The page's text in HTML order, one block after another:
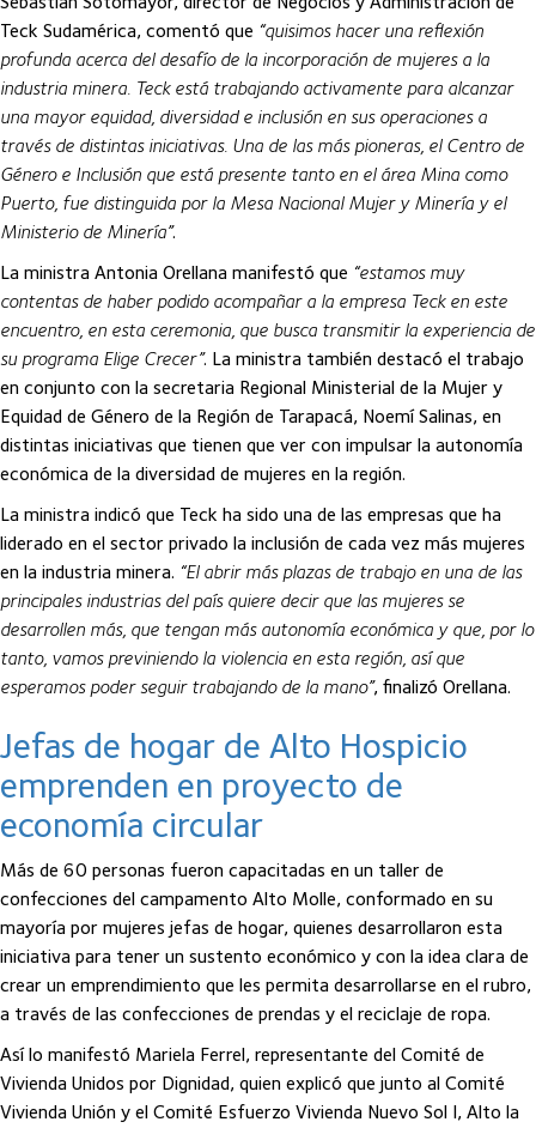
Teck Sudamérica, comentó que “quisimos hacer una reflexión
profunda acerca del desafío de la incorporación de mujeres a la
industria minera. Teck está trabajando activamente para alcanzar
una mayor equidad, diversidad e inclusión en sus operaciones a
través de distintas iniciativas. Una de las más pioneras, el Centro de
Género e Inclusión que está presente tanto en el área Mina como
Puerto, fue distinguida por la Mesa Nacional Mujer y Minería y el
Ministerio de Minería”.
La ministra Antonia Orellana manifestó que “estamos muy
contentas de haber podido acompañar a la empresa Teck en este
encuentro, en esta ceremonia, que busca transmitir la experiencia de
su programa Elige Crecer”. La ministra también destacó el trabajo
en conjunto con la secretaria Regional Ministerial de la Mujer y
Equidad de Género de la Región de Tarapacá, Noemí Salinas, en
distintas iniciativas que tienen que ver con impulsar la autonomía
económica de la diversidad de mujeres en la región.
La ministra indicó que Teck ha sido una de las empresas que ha
liderado en el sector privado la inclusión de cada vez más mujeres
en la industria minera. “El abrir más plazas de trabajo en una de las
principales industrias del país quiere decir que las mujeres se
desarrollen más, que tengan más autonomía económica y que, por lo
tanto, vamos previniendo la violencia en esta región, así que
esperamos poder seguir trabajando de la mano”, finalizó Orellana.
Jefas de hogar de Alto Hospicio
emprenden en proyecto de
economía circular
Más de 60 personas fueron capacitadas en un taller de
confecciones del campamento Alto Molle, conformado en su
mayoría por mujeres jefas de hogar, quienes desarrollaron esta
iniciativa para tener un sustento económico y con la idea clara de
crear un emprendimiento que les permita desarrollarse en el rubro,
a través de las confecciones de prendas y el reciclaje de ropa.
Así lo manifestó Mariela Ferrel, representante del Comité de
Vivienda Unidos por Dignidad, quien explicó que junto al Comité
Vivienda Unión y el Comité Esfuerzo Vivienda Nuevo Sol I, Alto la